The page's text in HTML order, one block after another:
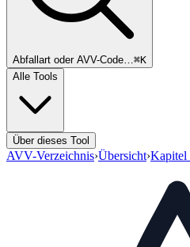
Abfallart oder AVV-Code…⌘K
Alle Tools
Über dieses Tool
AVV-Verzeichnis›Übersicht›Kapitel